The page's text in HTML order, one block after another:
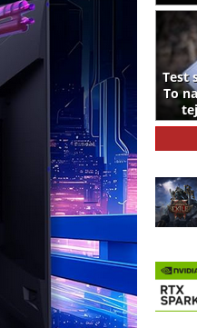
Test
To